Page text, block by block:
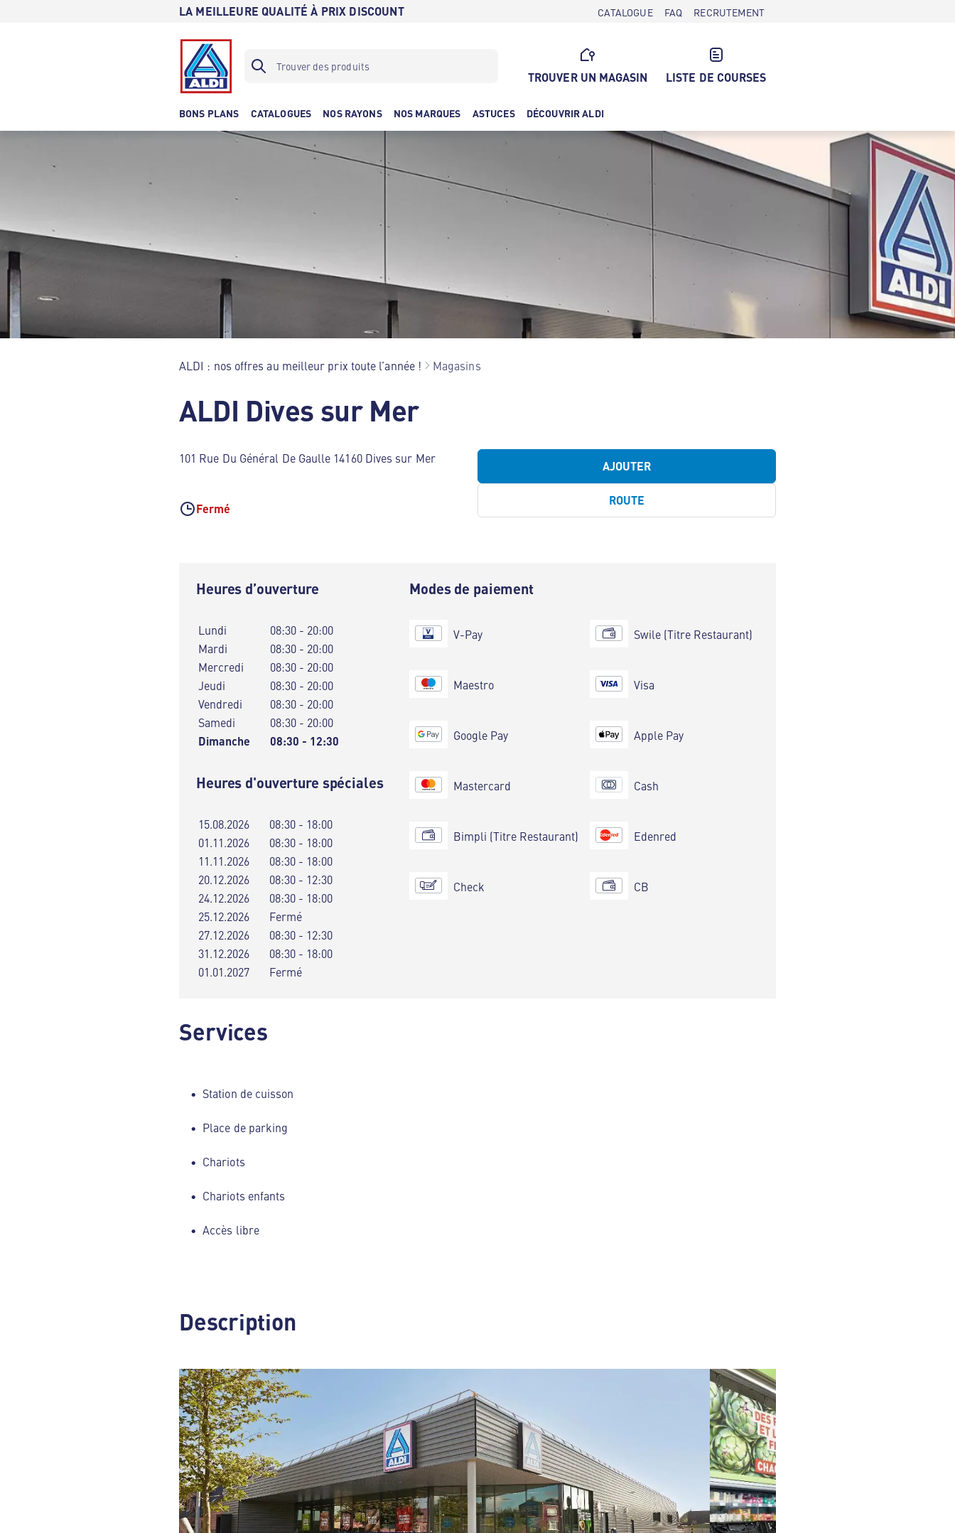
LA MEILLEURE QUALITÉ À PRIX DISCOUNT CATALOGUE FAQ RECRUTEMENT
TROUVER UN MAGASIN LISTE DE COURSES
BONS PLANS CATALOGUES NOS RAYONS NOS MARQUES ASTUCES DÉCOUVRIR ALDI
ALDI : nos offres au meilleur prix toute l’année ! Magasins
ALDI Dives sur Mer
101 Rue Du Général De Gaulle 14160 Dives sur Mer
Fermé
AJOUTER
ROUTE
Heures d’ouverture
Lundi
08:30 - 20:00
Mardi
08:30 - 20:00
Mercredi
08:30 - 20:00
Jeudi
08:30 - 20:00
Vendredi
08:30 - 20:00
Samedi
08:30 - 20:00
Dimanche 08:30 - 12:30
Heures d'ouverture spéciales
15.08.2026
08:30 - 18:00
01.11.2026
08:30 - 18:00
11.11.2026
08:30 - 18:00
20.12.2026
08:30 - 12:30
24.12.2026
08:30 - 18:00
25.12.2026
Fermé
27.12.2026
08:30 - 12:30
31.12.2026
08:30 - 18:00
01.01.2027
Fermé
Modes de paiement
V-Pay
Maestro
Google Pay
Mastercard
Bimpli (Titre Restaurant)
Check
Swile (Titre Restaurant)
Visa
Apple Pay
Cash
Edenred
CB
Services
Station de cuisson
Place de parking
Chariots
Chariots enfants
Accès libre
Description